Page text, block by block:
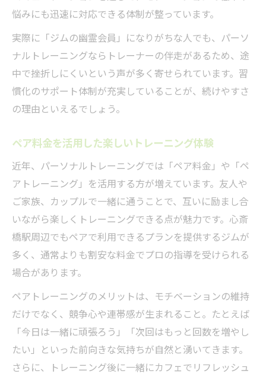
悩みにも迅速に対応できる体制が整っています。
実際に「ジムの幽霊会員」になりがちな人でも、パーソ
ナルトレーニングならトレーナーの伴走があるため、途
中で挫折しにくいという声が多く寄せられています。習
慣化のサポート体制が充実していることが、続けやすさ
の理由といえるでしょう。
ペア料金を活用した楽しいトレーニング体験
近年、パーソナルトレーニングでは「ペア料金」や「ペ
アトレーニング」を活用する方が増えています。友人や
ご家族、カップルで一緒に通うことで、互いに励まし合
いながら楽しくトレーニングできる点が魅力です。心斎
橋駅周辺でもペアで利用できるプランを提供するジムが
多く、通常よりも割安な料金でプロの指導を受けられる
場合があります。
ペアトレーニングのメリットは、モチベーションの維持
だけでなく、競争心や連帯感が生まれること。たとえば
「今日は一緒に頑張ろう」「次回はもっと回数を増やし
たい」といった前向きな気持ちが自然と湧いてきます。
さらに、トレーニング後に一緒にカフェでリフレッシュ